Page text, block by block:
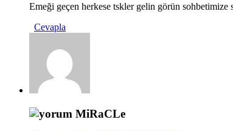
Emeği geçen herkese tskler gelin görün
Cevapla
MiRaCLe